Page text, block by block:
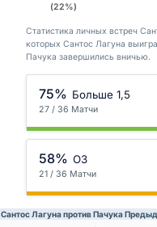
(22%)
Статистика личных встреч
которых Сантос Лагуна
Пачука завершились вничью.
75% Больше 1,5
27 / 36 Матчи
58% ОЗ
21 / 36 Матчи
Сантос Лагуна против Пачука